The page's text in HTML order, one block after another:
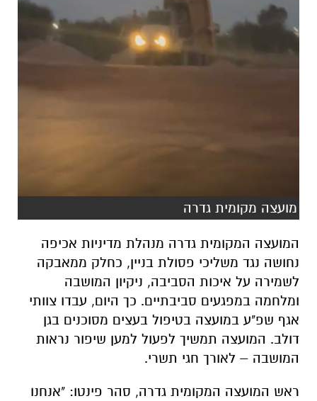
מועצה מקומית גדרה
המועצה המקומית גדרה מנהלת מדיניות אכיפה
נחושה נגד משליכי פסולת בניין, כחלק ממאבקה
לשמירה על איכות הסביבה, ניקיון המושבה
ומלחמה במפגעים סביבתיים. כך היום, עבדו צוותי
אגף שפ"ע במועצה בטיפול בעצים מסוכנים בגן
דולב. המועצה תמשיך לפעול למען שיפור נראות
המושבה – לאורך חגי תשרי.
ראש המועצה המקומית גדרה, סהר פינטו: "אנחנו